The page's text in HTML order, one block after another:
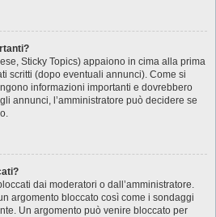
Sticky Topics) appaiono in cima alla prima
scritti (dopo eventuali annunci). Come si
informazioni importanti e dovrebbero
annunci, l’amministratore può decidere se
dai moderatori o dall’amministratore.
argomento bloccato così come i sondaggi
Un argomento può venire bloccato per